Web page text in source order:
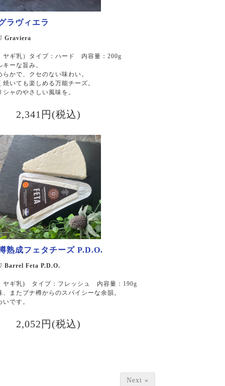
ラヴィエラ
Graviera
ヤギ乳）タイプ：ハード 内容量：200g
ーな旨み。
かで、クセのない味わい。
いても楽しめる万能チーズ。
ャのやさしい風味を。
2,341円(税込)
熟成フェタチーズ P.D.O.
Barrel Feta P.D.O.
ヤギ乳) タイプ：フレッシュ 内容量：190g
またブナ樽からのスパイシーな余韻。
です。
2,052円(税込)
Next »